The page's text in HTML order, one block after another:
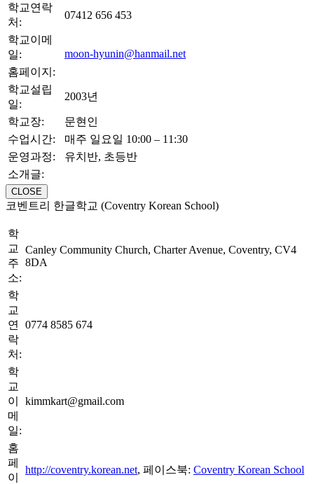
학교연락
처:
07412 656 453
학교이메
일:
moon-hyunin@hanmail.net
홈페이지:
학교설립
일:
2003년
학교장:
문현인
수업시간:
매주 일요일 10:00 – 11:30
운영과정:
유치반, 초등반
소개글:
CLOSE
코벤트리 한글학교 (Coventry Korean School)
학
교
주
소:
Canley Community Church, Charter Avenue, Coventry, CV4
8DA
학
교
연
락
처:
0774 8585 674
학
교
이
메
일:
kimmkart@gmail.com
홈
페
이
http://coventry.korean.net, 페이스북: Coventry Korean School